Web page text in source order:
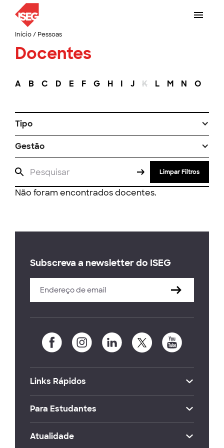
Início/ Pessoas
Docentes
A B C D E F G H I J K L M N O
Tipo
Gestão
Limpar Filtros
Não foram encontrados docentes.
Subscreva a newsletter do ISEG
Links Rápidos
Para Estudantes
Atualidade